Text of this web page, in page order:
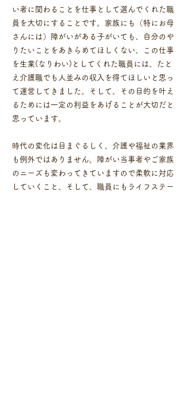
い者に関わることを仕事として選んでくれた職
員を大切にすることです。家族にも（特にお母
さんには）障がいがある子がいても、自分のや
りたいことをあきらめてほしくない、この仕事
を生業(なりわい)としてくれた職員には、たと
え介護職でも人並みの収入を得てほしいと思っ
て運営してきました。そして、その目的を叶え
るためには一定の利益をあげることが大切だと
思っています。
時代の変化は目まぐるしく、介護や福祉の業界
も例外ではありません。障がい当事者やご家族
のニーズも変わってきていますので柔軟に対応
していくこと、そして、職員にもライフステー